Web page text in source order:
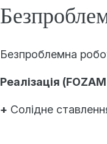
Безпроблемна
Реалізація
+ Солідне